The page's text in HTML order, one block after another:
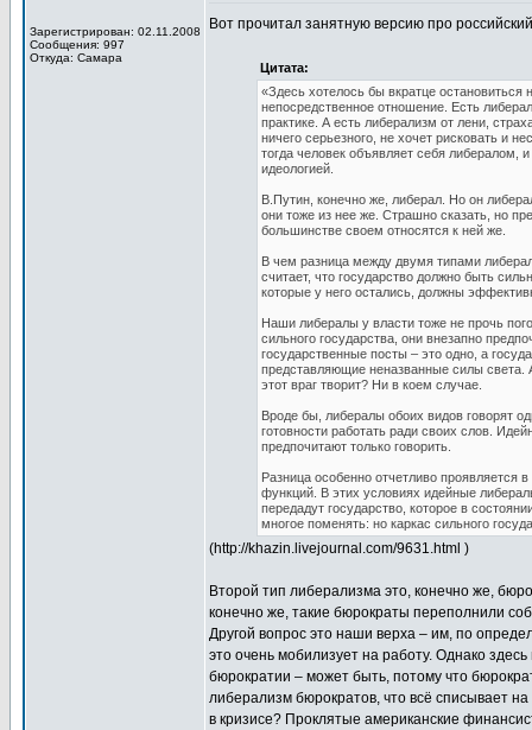
Зарегистрирован: 02.11.2008
Сообщения: 997
Откуда: Самара
Вот прочитал занятную версию про
Цитата:
«Здесь хотелось бы вкратце остановиться
непосредственное отношение. Есть
практике. А есть либерализм от лени,
ничего серьезного, не хочет рисковать и
тогда человек объявляет себя либералом,
идеологией.
В.Путин, конечно же, либерал. Но он
они тоже из нее же. Страшно сказать, но
большинстве своем относятся к ней же.
В чем разница между двумя типами
считает, что государство должно быть
которые у него остались, должны
Наши либералы у власти тоже не прочь
сильного государства, они внезапно
государственные посты – это одно, а
представляющие неназванные силы света.
этот враг творит? Ни в коем случае.
Вроде бы, либералы обоих видов говорят
готовности работать ради своих слов.
предпочитают только говорить.
Разница особенно отчетливо проявляется
функций. В этих условиях идейные
передадут государство, которое в
многое поменять: но каркас сильного
(http://khazin.livejournal.com/9631.html )
Второй тип либерализма это, конечно же,
конечно же, такие бюрократы переполнили
Другой вопрос это наши верха – им, по
это очень мобилизует на работу. Однако
бюрократии – может быть, потому что
либерализм бюрократов, что всё списывает
в кризисе? Проклятые американские